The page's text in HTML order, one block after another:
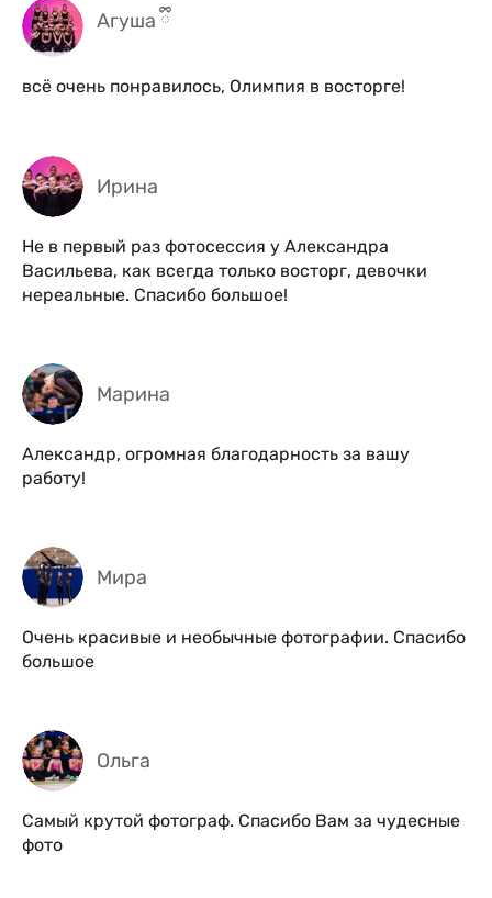
Агуша ྀི
всё очень понравилось, Олимпия в восторге!
Ирина
Не в первый раз фотосессия у Александра
Васильева, как всегда только восторг, девочки
нереальные. Спасибо большое!
Марина
Александр, огромная благодарность за вашу
работу!
Мира
Очень красивые и необычные фотографии. Спасибо
большое
Ольга
Самый крутой фотограф. Спасибо Вам за чудесные
фото